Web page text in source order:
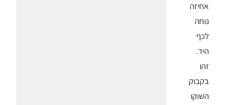
אחיזה
נוחה
לכף
היד.
זהו
בקבוק
השוקו